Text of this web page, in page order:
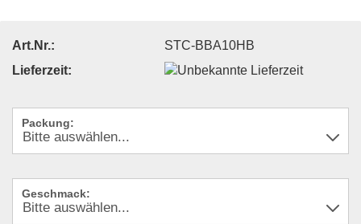
Art.Nr.:
STC-BBA10HB
Lieferzeit:
Packung:
Geschmack: